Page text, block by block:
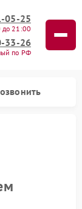
05-25
до 21:00
33-26
по РФ